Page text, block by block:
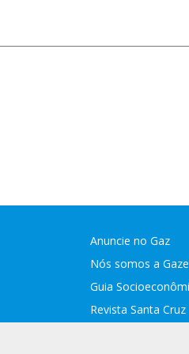
Anuncie no Gaz
Nós somos a
Guia
Revista Santa Cruz